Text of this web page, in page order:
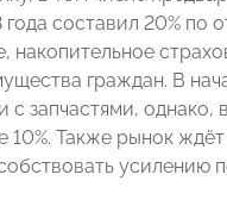
составил 20% по
накопительное
граждан. В
запчастями, однако,
Также рынок ждёт
усилению